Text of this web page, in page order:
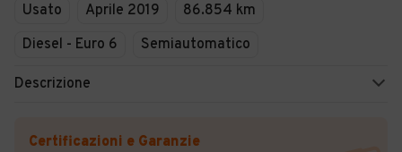
Usato Aprile 2019
86.854 km
Diesel - Euro 6
Semiautomatico
Descrizione
Certificazioni e Garanzie